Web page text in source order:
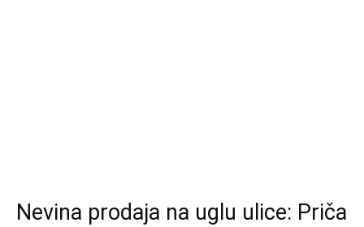
Nevina prodaja na uglu ulice: Priča